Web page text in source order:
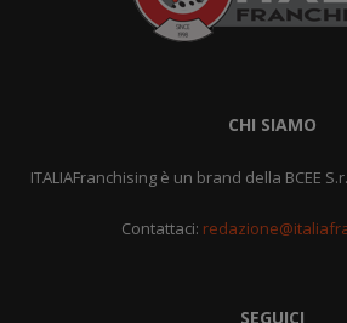
CHI SIAMO
ITALIAFranchising è un brand della BCEE
Contattaci:
SEGUICI